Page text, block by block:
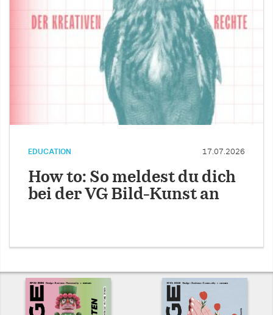
EDUCATION 17.07.2026
How to: So meldest du dich
bei der VG Bild-Kunst an